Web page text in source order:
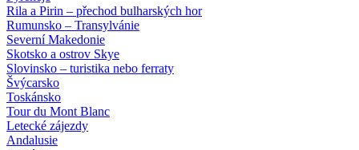
Rila a Pirin – přechod bulharských hor
Rumunsko – Transylvánie
Severní Makedonie
Skotsko a ostrov Skye
Slovinsko – turistika nebo ferraty
Švýcarsko
Toskánsko
Tour du Mont Blanc
Letecké zájezdy
Andalusie